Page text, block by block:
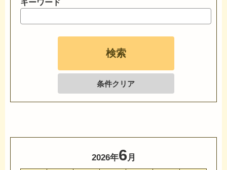
キーワード
条件クリア
2026年6 月